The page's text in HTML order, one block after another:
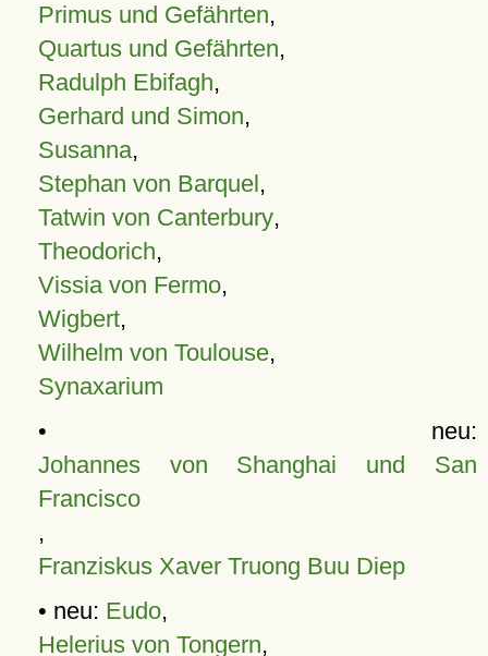
Primus und Gefährten,
Quartus und Gefährten,
Radulph Ebifagh,
Gerhard und Simon,
Susanna,
Stephan von Barquel,
Tatwin von Canterbury,
Theodorich,
Vissia von Fermo,
Wigbert,
Wilhelm von Toulouse,
Synaxarium
• neu:
Johannes von Shanghai und San
Francisco
,
Franziskus Xaver Truong Buu Diep
• neu: Eudo,
Helerius von Tongern,